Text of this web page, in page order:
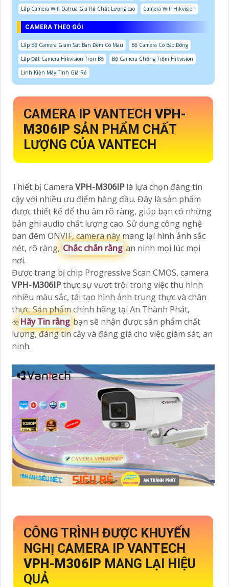
Lắp Camera Wifi Dahua Giá Rẻ Chất Lượng cao
Camera Wifi Hikvision
CAMERA THEO GÓI
Lắp Bộ Camera Giám Sát Ban Đêm Có Màu
Bộ Camera Có Báo Đông
Lắp Đặt Camera Hikvision Trọn Bộ
Bộ Camera Chống Trộm Hikvision
Linh Kiện Máy Tính Giá Rẻ
CAMERA IP VANTECH VPH-
M306IP SẢN PHẨM CHẤT
LƯỢNG CỦA VANTECH
Thiết bị Camera VPH-M306IPlà lựa chọn đáng tin
cậy với nhiều ưu điểm hàng đầu. Đây là sản phẩm
được thiết kế để thu âm rõ ràng, giúp bạn có những
bản ghi audio chất lượng cao. Sử dụng công nghệ
ban đêm ONVIF, camera này mang lại hình ảnh sắc
nét, rõ ràng, Chắc chắn rằng an ninh mọi lúc mọi
nơi.
Được trang bị chip Progressive Scan CMOS, camera
VPH-M306IPthực sự vượt trội trong việc thu hình
nhiều màu sắc, tái tạo hình ảnh trung thực và chân
thực. Sản phẩm chính hãng tại An Thành Phát,
☣️Hãy Tin rằng bạn sẽ nhận được sản phẩm chất
lượng, đáng tin cậy và đáng giá cho việc giám sát, an
ninh.
CÔNG TRÌNH ĐƯỢC KHUYẾN
NGHỊ CAMERA IP VANTECH
VPH-M306IP MANG LẠI HIỆU
QUẢ